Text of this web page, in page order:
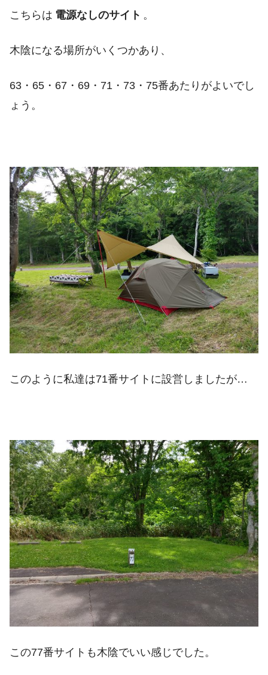
こちらは 電源なしのサイト 。
木陰になる場所がいくつかあり、
63・65・67・69・71・73・75番あたりがよいでし
ょう。
このように私達は71番サイトに設営しましたが…
この77番サイトも木陰でいい感じでした。